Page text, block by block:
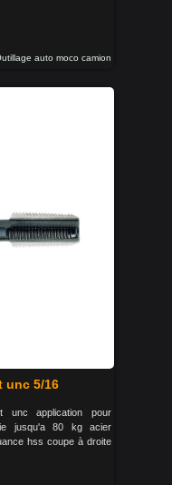
auto moco camion
unc 5/16
unc application pour
jusqu'a 80 kg acier
hss coupe à droite